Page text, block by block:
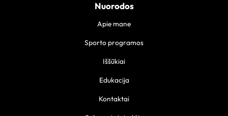
Nuorodos
Apie mane
Sporto programos
Iššūkiai
Edukacija
Kontaktai